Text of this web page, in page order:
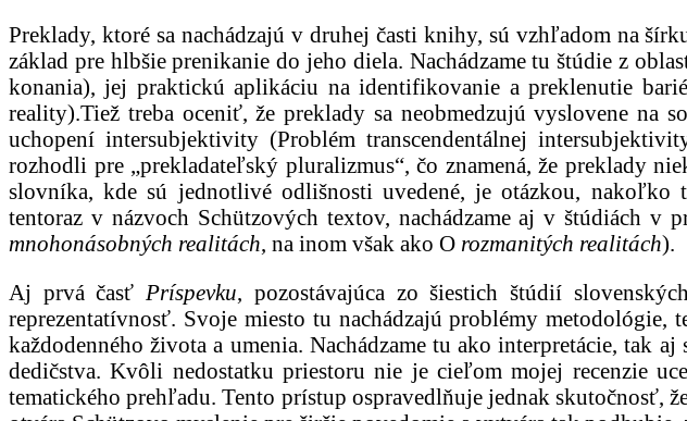
Preklady, ktoré sa nachádzajú v druhej časti knihy, sú vzhľadom na
základ pre hlbšie prenikanie do jeho diela. Nachádzame tu štúdie z
konania), jej praktickú aplikáciu na identifikovanie a preklenutie
reality).Tiež treba oceniť, že preklady sa neobmedzujú vyslovene na
uchopení intersubjektivity (Problém transcendentálnej
rozhodli pre „prekladateľský pluralizmus“, čo znamená, že preklady
slovníka, kde sú jednotlivé odlišnosti uvedené, je otázkou, nakoľko
tentoraz v názvoch Schützových textov, nachádzame aj v štúdiách v
mnohonásobných realitách, na inom však ako O rozmanitých realitách).
Aj prvá časť Príspevku, pozostávajúca zo šiestich štúdií
reprezentatívnosť. Svoje miesto tu nachádzajú problémy
každodenného života a umenia. Nachádzame tu ako interpretácie, tak
dedičstva. Kvôli nedostatku priestoru nie je cieľom mojej recenzie
tematického prehľadu. Tento prístup ospravedlňuje jednak skutočnosť,